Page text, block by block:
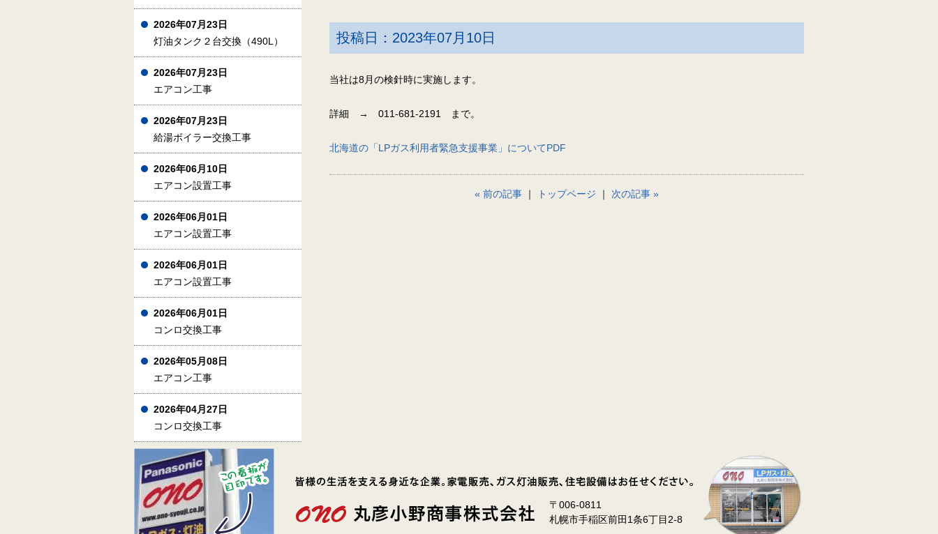
投稿日：2023年07月10日
当社は8月の検針時に実施します。
詳細 → 011-681-2191 まで。
北海道の「LPガス利用者緊急支援事業」についてPDF
« 前の記事 ｜ トップページ ｜ 次の記事 »
2026年07月23日
灯油タンク２台交換（490L）
2026年07月23日
エアコン工事
2026年07月23日
給湯ボイラー交換工事
2026年06月10日
エアコン設置工事
2026年06月01日
エアコン設置工事
2026年06月01日
エアコン設置工事
2026年06月01日
コンロ交換工事
2026年05月08日
エアコン工事
2026年04月27日
コンロ交換工事
〒006-0811
札幌市手稲区前田1条6丁目2-8